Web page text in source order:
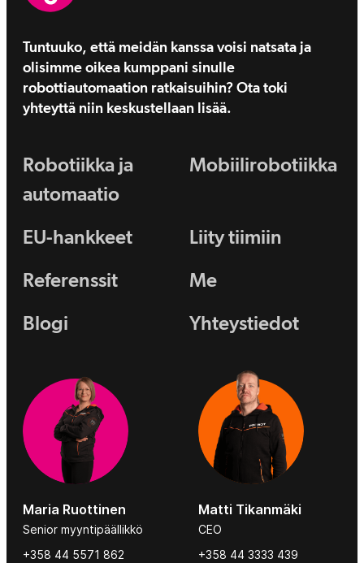
Tuntuuko, että meidän kanssa voisi natsata ja
olisimme oikea kumppani sinulle
robottiautomaation ratkaisuihin? Ota toki
yhteyttä niin keskustellaan lisää.
Robotiikka ja
automaatio
Mobiilirobotiikka
EU-hankkeet
Liity tiimiin
Referenssit
Me
Blogi
Yhteystiedot
Maria Ruottinen
Senior myyntipäällikkö
+358 44 5571 862
Matti Tikanmäki
CEO
+358 44 3333 439